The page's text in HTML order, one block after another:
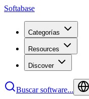
Softabase
Categorías
Resources
Discover
Buscar software...